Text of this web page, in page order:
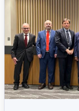
siège de l’ITSO à
Directeur général
réunion a réuni
exécutif de
Directeur général
Directrice générale
David, dont le